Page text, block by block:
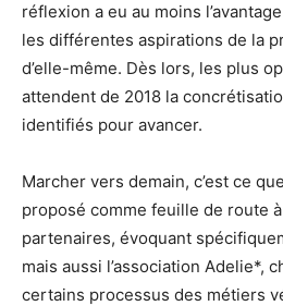
réflexion a eu au moins
les différentes aspirations de la
d’elle-même. Dès lors, les plus
attendent de 2018 la
identifiés pour avancer.
Marcher vers demain, c’est ce
proposé comme feuille de route
partenaires, évoquant
mais aussi l’association Adelie*,
certains processus des métiers